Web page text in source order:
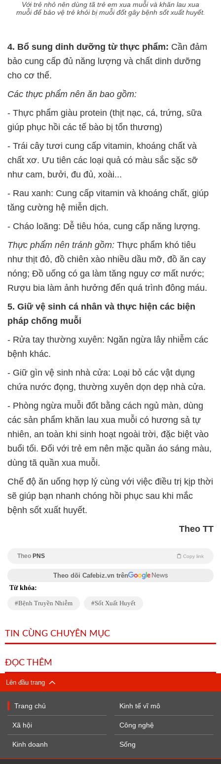
Với trẻ nhỏ nên dùng tã trẻ em xua muỗi và khăn lau xua
muỗi để bảo vệ trẻ khỏi bị muỗi đốt gây bệnh sốt xuất huyết.
4. Bổ sung dinh dưỡng từ thực phẩm: Cần đảm
bảo cung cấp đủ năng lượng và chất dinh dưỡng
cho cơ thể.
Các thực phẩm nên ăn bao gồm:
- Thực phẩm giàu protein (thịt nạc, cá, trứng, sữa
giúp phục hồi các tế bào bị tổn thương)
- Trái cây tươi cung cấp vitamin, khoáng chất và
chất xơ. Ưu tiên các loại quả có màu sắc sặc sỡ
như cam, bưởi, đu đủ, xoài...
- Rau xanh: Cung cấp vitamin và khoáng chất, giúp
tăng cường hệ miễn dịch.
- Cháo loãng: Dễ tiêu hóa, cung cấp năng lượng.
Thực phẩm nên tránh gồm: Thực phẩm khó tiêu
như thịt đỏ, đồ chiên xào nhiều dầu mỡ, đồ ăn cay
nóng; Đồ uống có ga làm tăng nguy cơ mất nước;
Rượu bia làm ảnh hưởng đến quá trình đông máu.
5. Giữ vệ sinh cá nhân và thực hiện các biện
pháp chống muỗi
- Rửa tay thường xuyên: Ngăn ngừa lây nhiễm các
bệnh khác.
- Giữ gìn vệ sinh nhà cửa: Loại bỏ các vật dụng
chứa nước đọng, thường xuyên dọn dẹp nhà cửa.
- Phòng ngừa muỗi đốt bằng cách ngủ màn, dùng
các sản phẩm khăn lau xua muỗi có hương sả tự
nhiên, an toàn khi sinh hoạt ngoài trời, đặc biệt vào
buổi tối. Đối với trẻ em nên mặc quần áo sáng màu,
dùng tã quần xua muỗi.
Chế độ ăn uống hợp lý cùng với việc điều trị kịp thời
sẽ giúp bạn nhanh chóng hồi phục sau khi mắc
bệnh sốt xuất huyết.
Theo TT
Theo PNS Copy link
Theo dõi Cafebiz.vn trên
Từ khóa:
Bệnh Truyền Nhiễm Sốt Xuất Huyết
TIN CÙNG CHUYÊN MỤC
ĐỌC THÊM
Lên đầu trang
Trang chủ
Xã hội
Kinh doanh
Kinh tế vĩ mô
Công nghệ
Sống